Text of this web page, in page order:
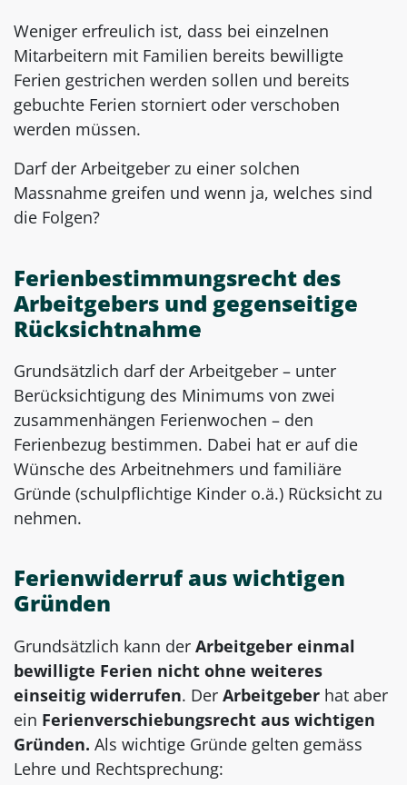
Weniger erfreulich ist, dass bei einzelnen
Mitarbeitern mit Familien bereits bewilligte
Ferien gestrichen werden sollen und bereits
gebuchte Ferien storniert oder verschoben
werden müssen.
Darf der Arbeitgeber zu einer solchen
Massnahme greifen und wenn ja, welches sind
die Folgen?
Ferienbestimmungsrecht des
Arbeitgebers und gegenseitige
Rücksichtnahme
Grundsätzlich darf der Arbeitgeber – unter
Berücksichtigung des Minimums von zwei
zusammenhängen Ferienwochen – den
Ferienbezug bestimmen. Dabei hat er auf die
Wünsche des Arbeitnehmers und familiäre
Gründe (schulpflichtige Kinder o.ä.) Rücksicht zu
nehmen.
Ferienwiderruf aus wichtigen
Gründen
Grundsätzlich kann der Arbeitgeber einmal
bewilligte Ferien nicht ohne weiteres
einseitig widerrufen. Der Arbeitgeber hat aber
ein Ferienverschiebungsrecht aus wichtigen
Gründen. Als wichtige Gründe gelten gemäss
Lehre und Rechtsprechung: